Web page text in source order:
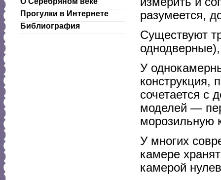
Прогулки в Интернете
Библиография
разумеется,
Существуют
У
конструкция,
сочетается с
моделей —
морозильную
У многих
камере
камерой